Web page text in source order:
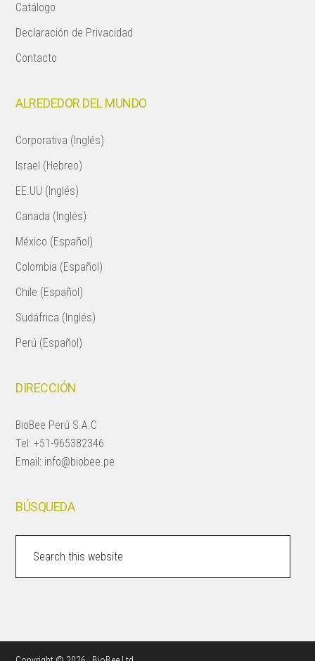
Catálogo
Declaración de Privacidad
Contacto
ALREDEDOR DEL MUNDO
Corporativa (Inglés)
Israel (Hebreo)
EE.UU (Inglés)
Canada (Inglés)
México (Español)
Colombia (Español)
Chile (Español)
Sudáfrica (Inglés)
Perú (Español)
DIRECCIÓN
BioBee Perú S.A.C
Tel:+51-965382346
Email: info@biobee.pe
BÚSQUEDA
website